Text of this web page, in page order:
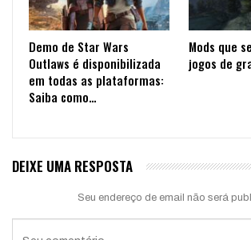
Demo de Star Wars
Outlaws é disponibilizada
em todas as plataformas:
Saiba como…
Mods que
jogos de
DEIXE UMA RESPOSTA
Seu endereço de email não será